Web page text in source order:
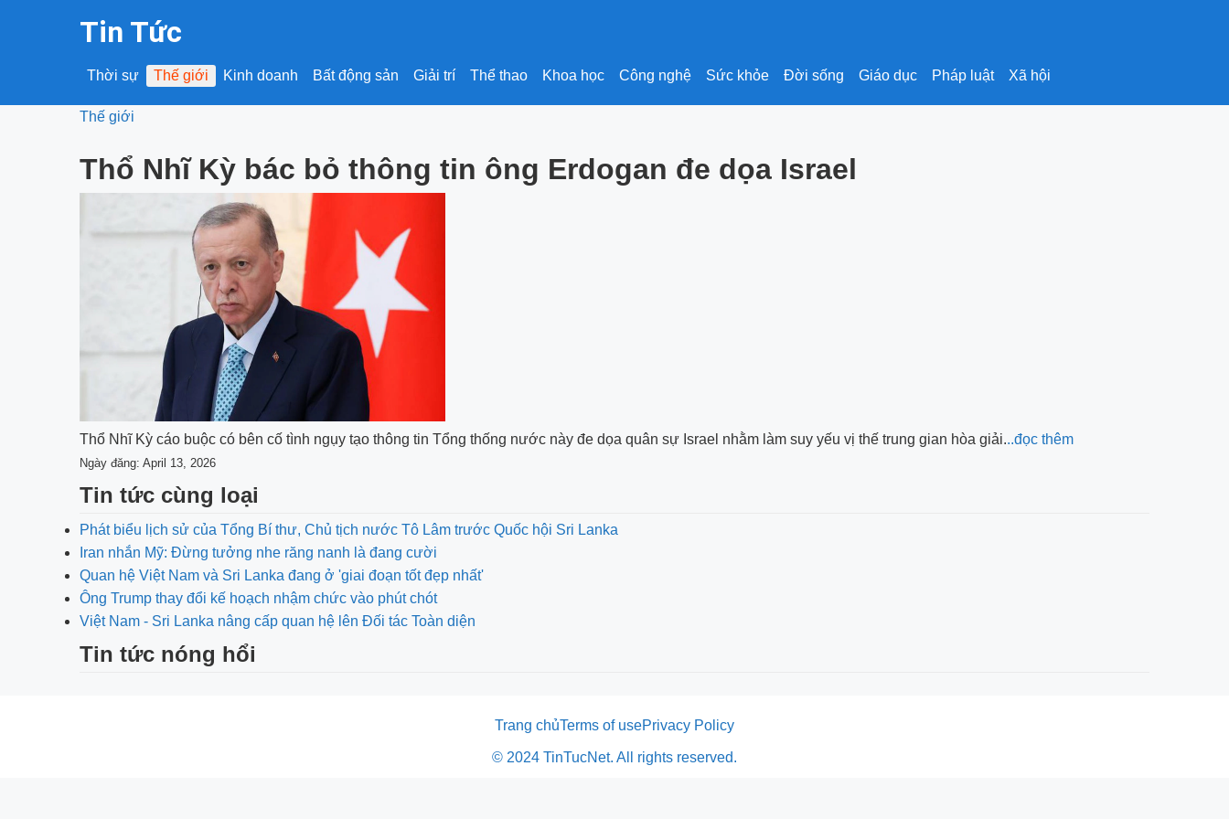
Tin Tức
Thời sự Thế giới Kinh doanh Bất động sản Giải trí Thể thao Khoa học Công nghệ Sức khỏe Đời sống Giáo dục Pháp luật Xã hội
Thế giới
Thổ Nhĩ Kỳ bác bỏ thông tin ông Erdogan đe dọa Israel
Thổ Nhĩ Kỳ cáo buộc có bên cố tình ngụy tạo thông tin Tổng thống nước này đe dọa quân sự Israel nhằm làm suy yếu vị thế trung gian hòa giải...đọc thêm
Ngày đăng: April 13, 2026
Tin tức cùng loại
Phát biểu lịch sử của Tổng Bí thư, Chủ tịch nước Tô Lâm trước Quốc hội Sri Lanka
Iran nhắn Mỹ: Đừng tưởng nhe răng nanh là đang cười
Quan hệ Việt Nam và Sri Lanka đang ở 'giai đoạn tốt đẹp nhất'
Ông Trump thay đổi kế hoạch nhậm chức vào phút chót
Việt Nam - Sri Lanka nâng cấp quan hệ lên Đối tác Toàn diện
Tin tức nóng hổi
Trang chủTerms of usePrivacy Policy
© 2024 TinTucNet. All rights reserved.